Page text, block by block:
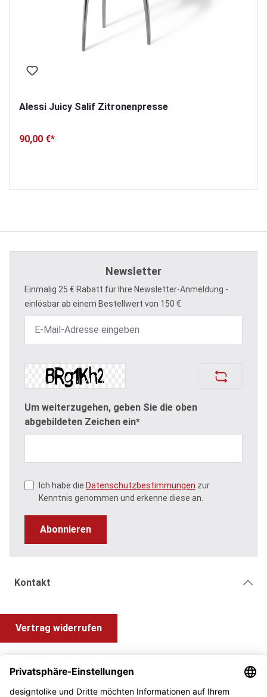
Alessi Juicy Salif Zitronenpresse
90,00 €*
Newsletter
Einmalig 25 € Rabatt für Ihre Newsletter-Anmeldung -
einlösbar ab einem Bestellwert von 150 €
Um weiterzugehen, geben Sie die oben
abgebildeten Zeichen ein*
Ich habe die Datenschutzbestimmungen zur
Kenntnis genommen und erkenne diese an.
Abonnieren
Kontakt
Vertrag widerrufen
Information und Impressum